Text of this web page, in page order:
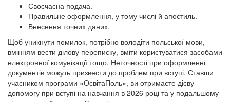
Своєчасна подача.
Правильне оформлення, у тому числі й апостиль.
Внесення точних даних.
Щоб уникнути помилок, потрібно володіти польської мови,
вмінням вести ділову переписку, вміти користуватися засобами
електронної комунікації тощо. Неточності при оформленні
документів можуть призвести до проблем при вступі. Ставши
учасником програми «ОсвітаПоль», ви отримаєте дієву
допомогу при вступі на навчання в 2026 році та у подальшому